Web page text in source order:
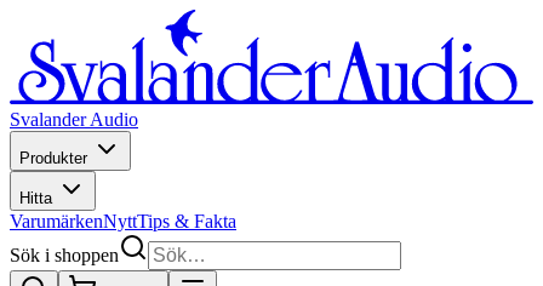
Svalander Audio
Produkter
Hitta
VarumärkenNyttTips & Fakta
Sök i shoppen